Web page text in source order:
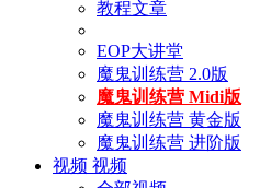
教程文章
EOP大讲堂
魔鬼训练营 2.0版
魔鬼训练营 Midi版
魔鬼训练营 黄金版
魔鬼训练营 进阶版
视频 视频